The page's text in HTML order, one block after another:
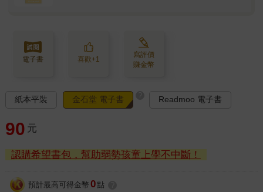
電子書 喜歡+1
寫評價
賺金幣
紙本平裝 金石堂 電子書 Readmoo 電子書
90 元
認購希望書包，幫助弱勢孩童上學不中斷！
預計最高可得金幣 0 點